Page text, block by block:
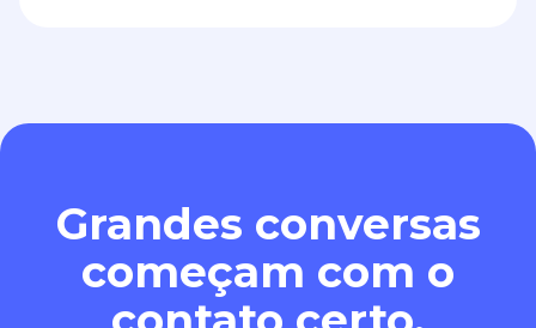
Grandes conversas
começam com o